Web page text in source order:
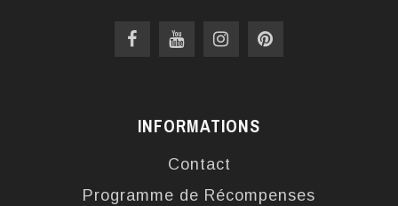
INFORMATIONS
Contact
Programme de Récompenses